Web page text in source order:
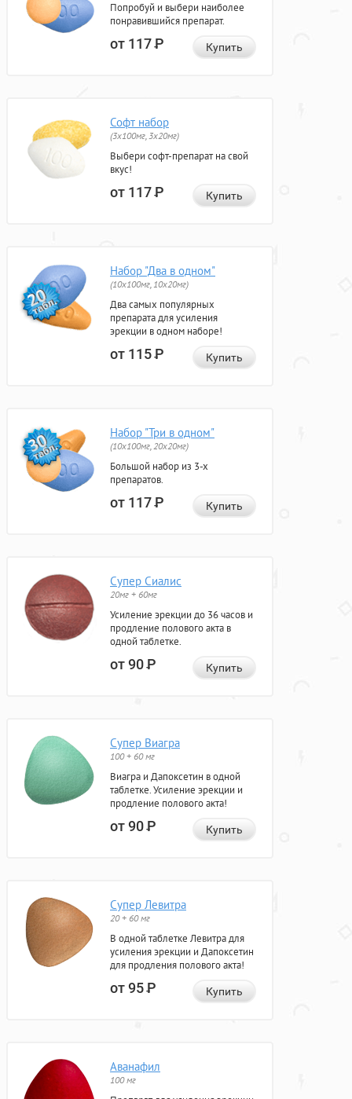
Попробуй и выбери наиболее
понравившийся препарат.
от 117Р Купить
Софт набор
(3x100мг, 3x20мг)
Выбери софт-препарат на свой
вкус!
от 117Р Купить
Набор "Два в одном"
(10x100мг, 10x20мг)
Два самых популярных
препарата для усиления
эрекции в одном наборе!
от 115Р Купить
Набор "Три в одном"
(10x100мг, 20x20мг)
Большой набор из 3-х
препаратов.
от 117Р Купить
Супер Сиалис
20мг + 60мг
Усиление эрекции до 36 часов и
продление полового акта в
одной таблетке.
от 90Р Купить
Супер Виагра
100 + 60 мг
Виагра и Дапоксетин в одной
таблетке. Усиление эрекции и
продление полового акта!
от 90Р Купить
Супер Левитра
20 + 60 мг
В одной таблетке Левитра для
усиления эрекции и Дапоксетин
для продления полового акта!
от 95Р Купить
Аванафил
100 мг